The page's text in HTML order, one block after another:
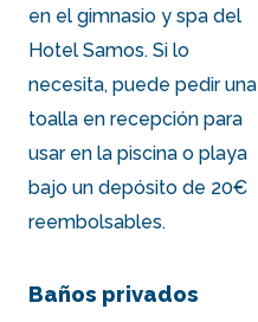
en elgimnasio y spa del
Hotel Samos. Si lo
necesita, puede pedir una
toalla en recepción para
usar en la piscina o playa
bajo un depósito de 20€
reembolsables.
Baños privados